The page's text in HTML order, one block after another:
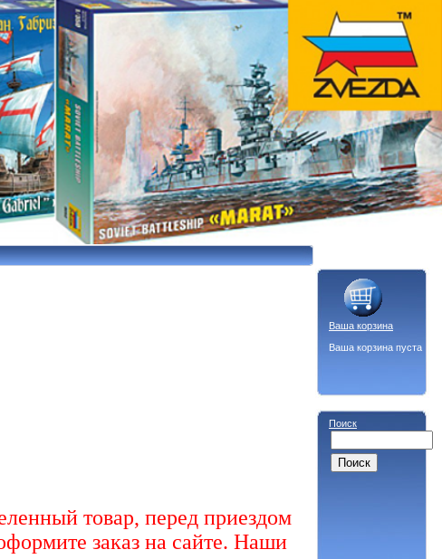
товар, перед приездом
заказ на сайте. Наши
Ваша корзина
Ваша корзина пуста
Поиск